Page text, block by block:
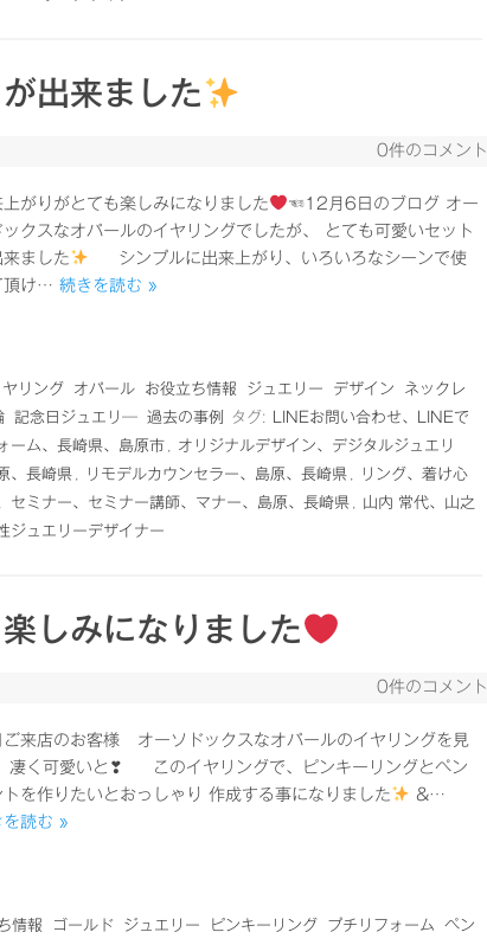
出来ました
0件のコメント
上がりがとても楽しみになりました
☜12月6日のブログ オー
ックスなオパールのイヤリングでしたが、 とても可愛いセット
来ました
シンプルに出来上がり、いろいろなシーンで使
頂け… 続きを読む »
ヤリング オパール お役立ち情報 ジュエリー デザイン
ネックレ
記念日ジュエリ― 過去の事例 タグ:
LINEお問い合わせ、LINEで
ーム、長崎県、島原市
オリジナルデザイン、デジタルジュエリ
、長崎県 リモデルカウンセラー、島原、長崎県
リング、着け心
セミナー、セミナー講師、マナー、島原、長崎県
山内 常代、山之
ジュエリーデザイナー
しみになりました
0件のコメント
ご来店のお客様 オーソドックスなオパールのイヤリングを見
凄く可愛いと❣ このイヤリングで、ピンキーリングとペン
トを作りたいとおっしゃり 作成する事になりました
&…
を読む »
情報 ゴールド ジュエリー ピンキーリング プチリフォーム
ペン